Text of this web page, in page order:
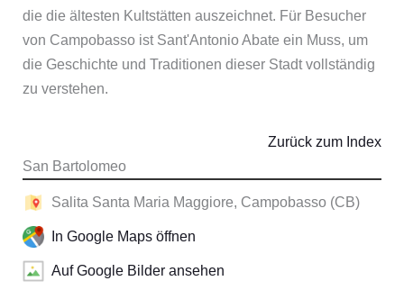
die die ältesten Kultstätten auszeichnet. Für Besucher
von Campobasso ist Sant'Antonio Abate ein Muss, um
die Geschichte und Traditionen dieser Stadt vollständig
zu verstehen.
San Bartolomeo
Zurück zum Index
Salita Santa Maria Maggiore, Campobasso (CB)
In Google Maps öffnen
Auf Google Bilder ansehen